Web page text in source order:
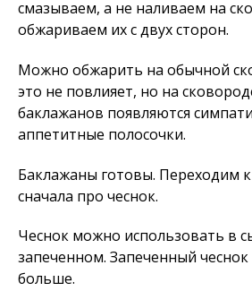
смазываем, а не наливаем на
обжариваем их с двух сторон.
Можно обжарить на обычной
это не повлияет, но на
баклажанов появляются
аппетитные полосочки.
Баклажаны готовы. Переходим
сначала про чеснок.
Чеснок можно использовать в
запеченном. Запеченный
больше.